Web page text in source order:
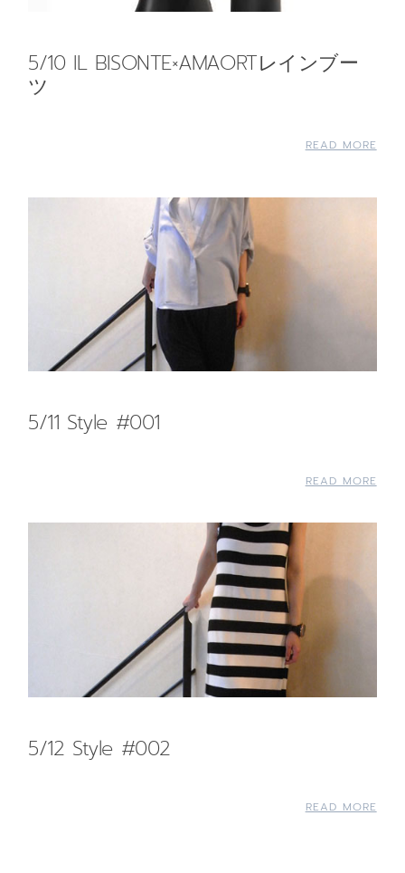
5/10 IL BISONTE×AMAORTレインブー
ツ
READ MORE
5/11 Style #001
READ MORE
5/12 Style #002
READ MORE